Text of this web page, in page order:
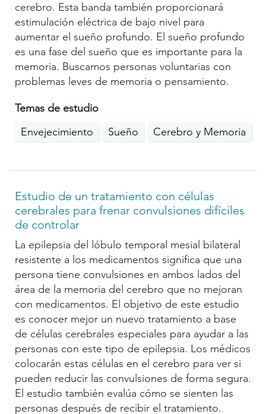
cerebro. Esta banda también proporcionará
estimulación eléctrica de bajo nivel para
aumentar el sueño profundo. El sueño profundo
es una fase del sueño que es importante para la
memoria. Buscamos personas voluntarias con
problemas leves de memoria o pensamiento.
Temas de estudio
Envejecimiento
Sueño Cerebro y Memoria
Estudio de un tratamiento con células
cerebrales para frenar convulsiones difíciles
de controlar
La epilepsia del lóbulo temporal mesial bilateral
resistente a los medicamentos significa que una
persona tiene convulsiones en ambos lados del
área de la memoria del cerebro que no mejoran
con medicamentos. El objetivo de este estudio
es conocer mejor un nuevo tratamiento a base
de células cerebrales especiales para ayudar a las
personas con este tipo de epilepsia. Los médicos
colocarán estas células en el cerebro para ver si
pueden reducir las convulsiones de forma segura.
El estudio también evalúa cómo se sienten las
personas después de recibir el tratamiento.